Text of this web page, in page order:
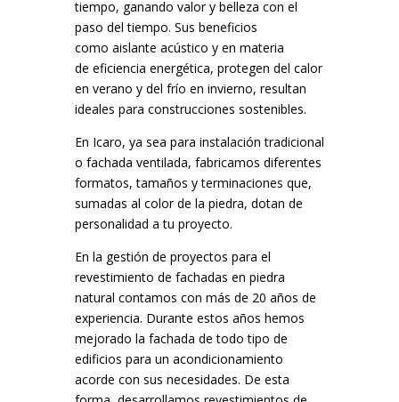
tiempo, ganando valor y belleza con el
paso del tiempo. Sus beneficios
como aislante acústico y en materia
de eficiencia energética, protegen del calor
en verano y del frío en invierno, resultan
ideales para construcciones sostenibles.
En Icaro, ya sea para instalación tradicional
o fachada ventilada, fabricamos diferentes
formatos, tamaños y terminaciones que,
sumadas al color de la piedra, dotan de
personalidad a tu proyecto.
En la gestión de proyectos para el
revestimiento de fachadas en piedra
natural contamos con más de 20 años de
experiencia. Durante estos años hemos
mejorado la fachada de todo tipo de
edificios para un acondicionamiento
acorde con sus necesidades. De esta